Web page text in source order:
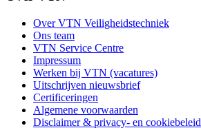
Over VTN Veiligheidstechniek
Ons team
VTN Service Centre
Impressum
Werken bij VTN (vacatures)
Uitschrijven nieuwsbrief
Certificeringen
Algemene voorwaarden
Disclaimer & privacy- en cookiebeleid